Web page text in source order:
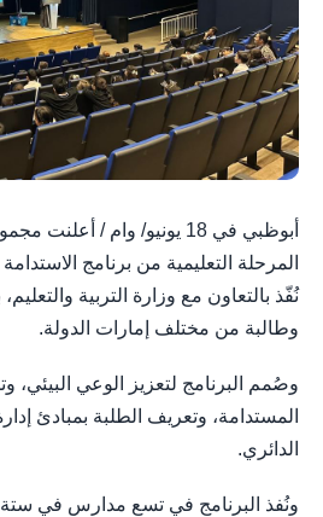
أبوظبي في 18 يونيو/ وام /
المرحلة التعليمية من برنامج
وطالبة من مختلف إمارات الدولة.
وصُمم البرنامج لتعزيز الوعي البيئي،
المستدامة، وتعريف الطلبة بمبادئ
الدائري.
ونُفذ البرنامج في تسع مدارس في ستة